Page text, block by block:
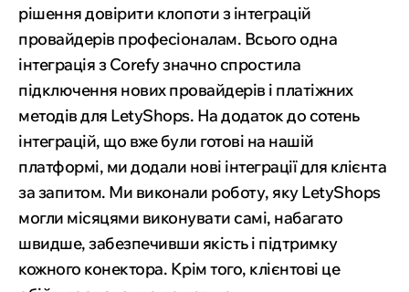
рішення довірити клопоти з інтеграцій
провайдерів професіоналам. Всього одна
інтеграція з Corefy значно спростила
підключення нових провайдерів і платіжних
методів для LetyShops. На додаток до сотень
інтеграцій, що вже були готові на нашій
платформі, ми додали нові інтеграції для клієнта
за запитом. Ми виконали роботу, яку LetyShops
могли місяцями виконувати самі, набагато
швидше, забезпечивши якість і підтримку
кожного конектора. Крім того, клієнтові це